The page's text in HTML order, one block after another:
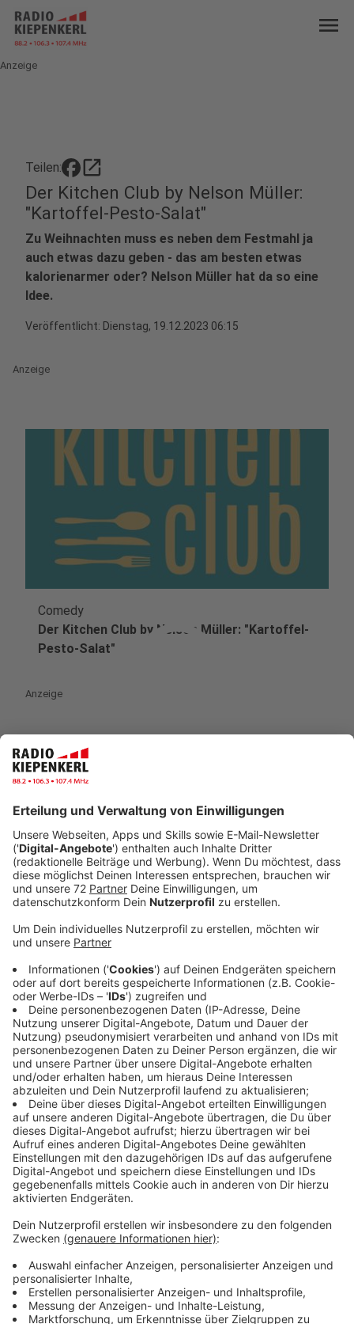
menu
Anzeige
Teilen: open_in_new
Der Kitchen Club by Nelson Müller:
"Kartoffel-Pesto-Salat"
Zu Weihnachten muss es neben dem Festmahl ja
auch etwas dazu geben - das am besten etwas
kalorienarmer oder? Nelson Müller hat da so eine
Idee.
Veröffentlicht: Dienstag, 19.12.2023 06:15
Anzeige
play_circle
Comedy
Der Kitchen Club by Nelson Müller: "Kartoffel-
Pesto-Salat"
Anzeige
Das Rezept: "Kartoffel-Pesto-Salat"
Anzeige
Zutaten für den Kartoffel-Pesto-Salat:
500g Salatkartoffeln
100g Mayonnaise
100g Creme Fraiche
50g getrocknete in Öl eingelegte Kirschtomaten
Pfeffer
100g Pesto
Zutaten für das Pesto:
250g Basilikum
1 zerdrückte Knoblauchzehe
50g geröstete Walnüsse
150ml Olivenöl
60g Parmesankäse
Salz
Pfeffer
Anzeige
Und so bereitet ihr das Essen zu:
Anzeige